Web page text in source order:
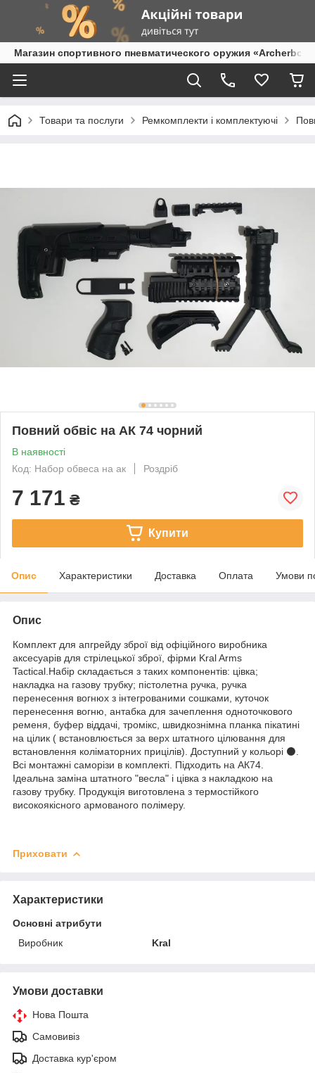
Магазин спортивного пневматического оружия
Товари та послуги Ремкомплекти і комплектуючі
Повний обвіс на АК 74 чорний
В наявності
Код: Набор обвеса на ак
Роздріб
7 171 ₴
Купити
Опис Характеристики Доставка Оплата Умови
Опис
Комплект для апгрейду зброї від офіційного виробника
аксесуарів для стрілецької зброї, фірми Kral Arms
Tactical.Набір складається з таких компонентів: цівка;
накладка на газову трубку; пістолетна ручка, ручка
перенесення вогнюx з інтегрованими сошками, куточок
перенесення вогню, антабка для зачеплення одноточкового
ременя, буфер віддачі, тромікс, швидкознімна планка пікатині
на цілик ( встановлюється за верх штатного цілювання для
встановлення коліматорних прицілів). Доступний у кольорі ⚫.
Всі монтажні саморізи в комплекті. Підходить на АК74.
Ідеальна заміна штатного "весла" і цівка з накладкою на
газову трубку. Продукція виготовлена з термостійкого
високоякісного армованого полімеру.
Приховати
Характеристики
Основні атрибути
Виробник
Kral
Умови доставки
Нова Пошта
Самовивіз
Доставка кур'єром